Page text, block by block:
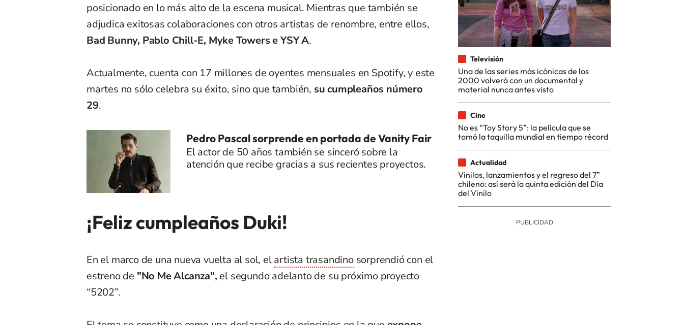
posicionado en lo más alto de la escena musical. Mientras que también se
adjudica exitosas colaboraciones con otros artistas de renombre, entre ellos,
Bad Bunny, Pablo Chill-E, Myke Towers e YSY A.
Actualmente, cuenta con 17 millones de oyentes mensuales en Spotify, y este
martes no sólo celebra su éxito, sino que también, su cumpleaños número
29.
Pedro Pascal sorprende en portada de Vanity Fair
El actor de 50 años también se sinceró sobre la
atención que recibe gracias a sus recientes proyectos.
¡Feliz cumpleaños Duki!
En el marco de una nueva vuelta al sol, elartista trasandinosorprendió con el
estreno de "No Me Alcanza", el segundo adelanto de su próximo proyecto
“5202”.
Televisión
Una de las series más icónicas de los
2000 volverá con un documental y
material nunca antes visto
Cine
No es “Toy Story 5”: la película que se
tomó la taquilla mundial en tiempo récord
Actualidad
Vinilos, lanzamientos y el regreso del 7”
chileno: así será la quinta edición del Día
del Vinilo